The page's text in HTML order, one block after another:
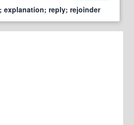
explanation; reply; rejoinder